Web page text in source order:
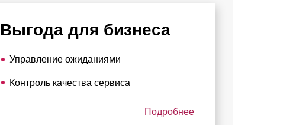
Выгода для бизнеса
Управление ожиданиями
Контроль качества сервиса
Подробнее